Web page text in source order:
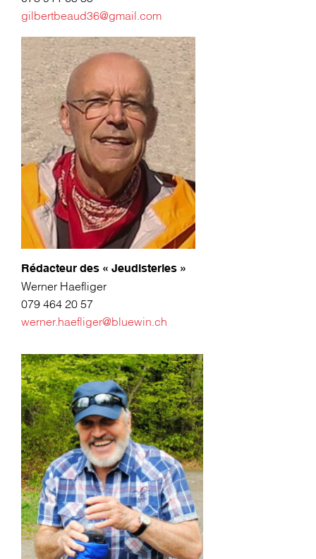
gilbertbeaud36@gmail.com
Rédacteur des « Jeudisteries »
Werner Haefliger
079 464 20 57
werner.haefliger@bluewin.ch